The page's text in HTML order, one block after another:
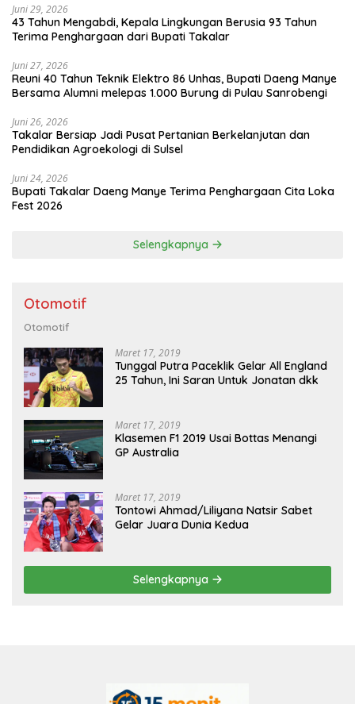
Juni 29, 2026
43 Tahun Mengabdi, Kepala Lingkungan Berusia 93 Tahun
Terima Penghargaan dari Bupati Takalar
Juni 27, 2026
Reuni 40 Tahun Teknik Elektro 86 Unhas, Bupati Daeng Manye
Bersama Alumni melepas 1.000 Burung di Pulau Sanrobengi
Juni 26, 2026
Takalar Bersiap Jadi Pusat Pertanian Berkelanjutan dan
Pendidikan Agroekologi di Sulsel
Juni 24, 2026
Bupati Takalar Daeng Manye Terima Penghargaan Cita Loka
Fest 2026
Selengkapnya
Otomotif
Otomotif
Maret 17, 2019
Tunggal Putra Paceklik Gelar All England
25 Tahun, Ini Saran Untuk Jonatan dkk
Maret 17, 2019
Klasemen F1 2019 Usai Bottas Menangi
GP Australia
Maret 17, 2019
Tontowi Ahmad/Liliyana Natsir Sabet
Gelar Juara Dunia Kedua
Selengkapnya